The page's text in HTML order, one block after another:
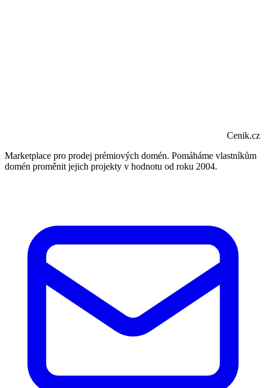
Cenik.cz
Marketplace pro prodej prémiových domén. Pomáháme vlastníkům
domén proměnit jejich projekty v hodnotu od roku 2004.